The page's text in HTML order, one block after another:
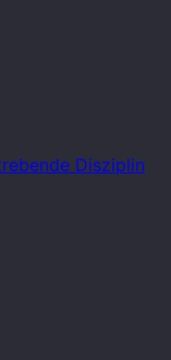
Disziplin